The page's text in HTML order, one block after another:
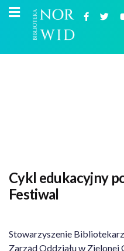
Cykl edukacyjny
Festiwal
Stowarzyszenie
Zarząd Oddziału w